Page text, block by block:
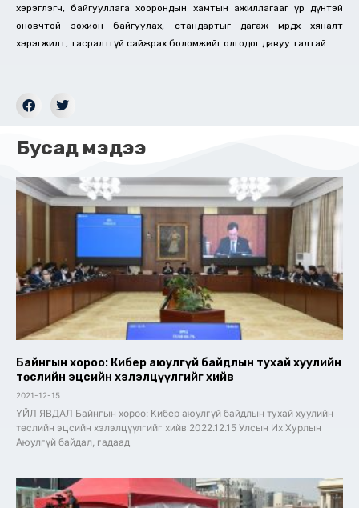
хэрэглэгч, байгууллага хоорондын хамтын ажиллагааг үр дүнтэй
оновчтой зохион байгуулах, стандартыг дагаж мөрдөх хяналт
хэрэгжилт, тасралтгүй сайжрах боломжийг олгодог давуу талтай.
Бусад мэдээ
Байнгын хороо: Кибер аюулгүй байдлын тухай хуулийн
төслийн эцсийн хэлэлцүүлгийг хийв
2021-12-15
ҮЙЛ ЯВДАЛ Байнгын хороо: Кибер аюулгүй байдлын тухай хуулийн
төслийн эцсийн хэлэлцүүлгийг хийв 2022.12.15 Улсын Их Хурлын
Аюулгүй байдал, гадаад